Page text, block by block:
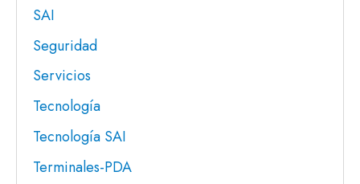
SAI
Seguridad
Servicios
Tecnología
Tecnología SAI
Terminales-PDA